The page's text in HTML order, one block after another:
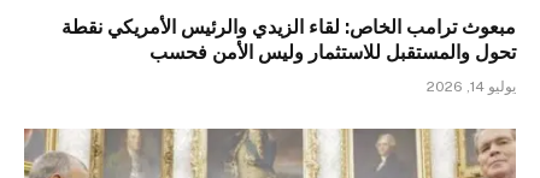
مبعوث ترامب الخاص: لقاء الزيدي والرئيس الأمريكي نقطة
تحول والمستقبل للاستثمار وليس الأمن فحسب
يوليو 14, 2026